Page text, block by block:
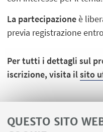
QUESTO SITO
La partecipazioneè
previa registrazione
Per tutti i dettagli sul
iscrizione, visita ilsito